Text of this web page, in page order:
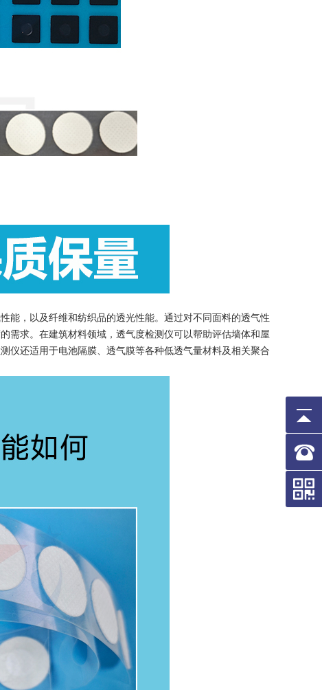
能，以及纤维和纺织品的透光性能。通过对不同面料的透气性
需求。在建筑材料领域，透气度检测仪可以帮助评估墙体和屋
仪还适用于电池隔膜、透气膜等各种低透气量材料及相关聚合